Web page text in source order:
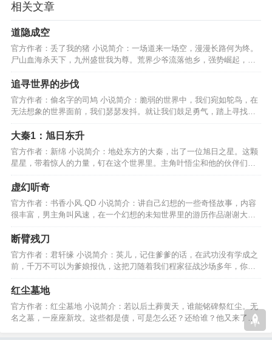
相关文章
道隐成空
官方作者：丢了我的猪 小说简介：一场道来一场空，漫漫长路何为终。
尸山血海杀天下，九州盛世我为尊。荒界少爷流落他乡，强势崛起，属
于我的一切谁也夺不走。…
追寻世界的步伐
官方作者：偷名字的司鸠 小说简介：脆弱的世界中，我们宛如鸵鸟，在
无法想象的世界面前，我们瑟瑟发抖。就让我们鼓足勇气，踏上寻找真
义的道路吧，孩子们。…
大秦1：旭日东升
官方作者：新绵 小说简介：地处东方的大秦，出了一位旭日之星。这颗
星星，带着惊人的力量，钉在这个世界里。主角叶悟尘和他的伙伴们，
又有怎样的传奇故事呢？…
虚幻听奇
官方作者：书香小风.QD 小说简介：讲自己幻想的一些奇怪故事，内容
很丰富，男主角叫风速，在一个幻想的未知世界里的游历作品谢谢大家
观看并留下宝贵的意见…
断臂残刀
官方作者：君轩缘 小说简介：英儿，记住爹爹的话，在武功没有学成之
前，千万不可以为爹娘报仇，这把刀随着我们程家征战沙场多年，你一
定要好好的保管好。。。…
红尘墓地
官方作者：红尘墓地 小说简介：若以后土葬黄天，谁能铭碑祭红尘。无
名之墓，一座座新坟。这些都是债，可是怎么还？还给谁？他又来了，